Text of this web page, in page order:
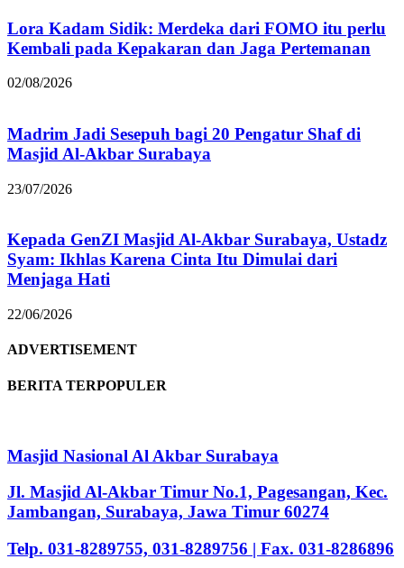
Lora Kadam Sidik: Merdeka dari FOMO itu perlu
Kembali pada Kepakaran dan Jaga Pertemanan
02/08/2026
Madrim Jadi Sesepuh bagi 20 Pengatur Shaf di
Masjid Al-Akbar Surabaya
23/07/2026
Kepada GenZI Masjid Al-Akbar Surabaya, Ustadz
Syam: Ikhlas Karena Cinta Itu Dimulai dari
Menjaga Hati
22/06/2026
ADVERTISEMENT
BERITA TERPOPULER
Masjid Nasional Al Akbar Surabaya
Jl. Masjid Al-Akbar Timur No.1, Pagesangan, Kec.
Jambangan, Surabaya, Jawa Timur 60274
Telp. 031-8289755, 031-8289756 | Fax. 031-8286896